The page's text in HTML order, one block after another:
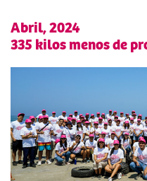
Abril, 2024
335 kilos menos de